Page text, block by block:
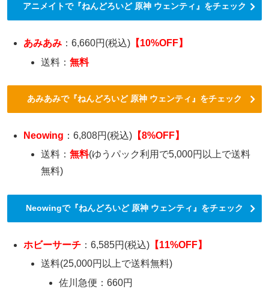
アニメイトで『ねんどろいど 原神 ウェンティ』をチェック
あみあみ ：6,660円(税込) 【10%OFF】
送料：無料
あみあみで『ねんどろいど 原神 ウェンティ』をチェック
Neowing ：6,808円(税込) 【8%OFF】
送料：無料(ゆうパック利用で5,000円以上で送料
無料)
Neowingで『ねんどろいど 原神 ウェンティ』をチェック
ホビーサーチ ：6,585円(税込) 【11%OFF】
送料(25,000円以上で送料無料)
佐川急便：660円